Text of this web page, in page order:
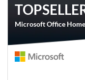
Microsoft Office